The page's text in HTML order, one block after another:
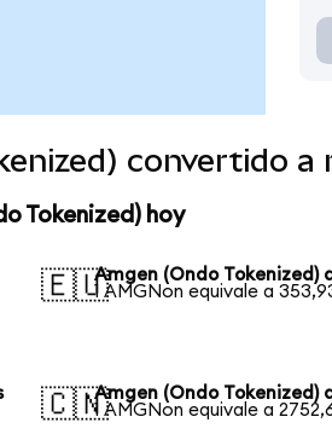
convertido a
Tokenized) hoy
🇪🇺Amgen (Ondo Tokenized)
1 AMGNon equivale a
🇨🇳Amgen (Ondo Tokenized)
1 AMGNon equivale a